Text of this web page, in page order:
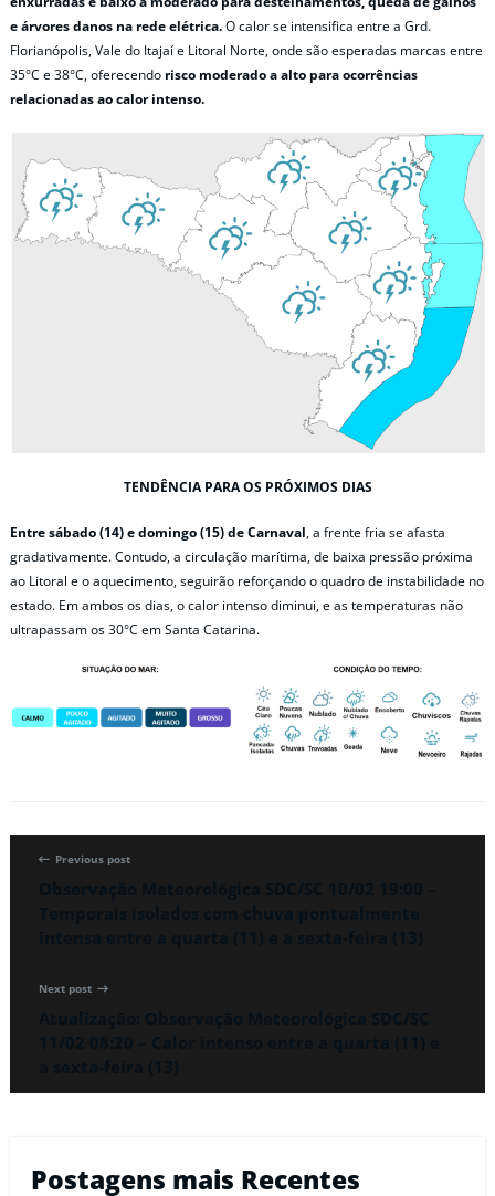
e árvores danos na rede elétrica.O calor se intensifica entre a Grd.
Florianópolis, Vale do Itajaí e Litoral Norte, onde são esperadas marcas entre
35°C e 38°C, oferecendo risco moderado a alto para ocorrências
relacionadas ao calor intenso.
TENDÊNCIA PARA OS PRÓXIMOS DIAS
Entre sábado (14) e domingo (15) de Carnaval, a frente fria se afasta
gradativamente. Contudo, a circulação marítima, de baixa pressão próxima
ao Litoral e o aquecimento, seguirão reforçando o quadro de instabilidade no
estado. Em ambos os dias, o calor intenso diminui, e as temperaturas não
ultrapassam os 30°C em Santa Catarina.
Previous post
Next post
Postagens mais Recentes